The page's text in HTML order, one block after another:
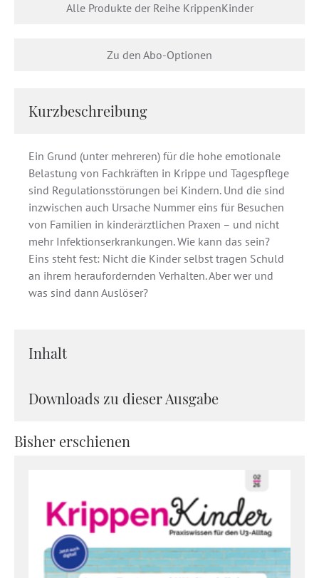
Zu den Abo-Optionen
Alle Produkte der Reihe KrippenKinder
Kurzbeschreibung
Ein Grund (unter mehreren) für die hohe emotionale
Belastung von Fachkräften in Krippe und Tagespflege
sind Regulationsstörungen bei Kindern. Und die sind
inzwischen auch Ursache Nummer eins für Besuchen
von Familien in kinderärztlichen Praxen – und nicht
mehr Infektionserkrankungen. Wie kann das sein?
Eins steht fest: Nicht die Kinder selbst tragen Schuld
an ihrem heraufordernden Verhalten. Aber wer und
was sind dann Auslöser?
Inhalt
Downloads zu dieser Ausgabe
Bisher erschienen